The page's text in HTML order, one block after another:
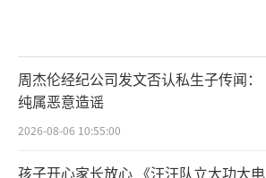
周杰伦经纪公司发文否认私生子传闻：
纯属恶意造谣
2026-08-06 10:55:00
孩子开心家长放心 《汪汪队立大功大电